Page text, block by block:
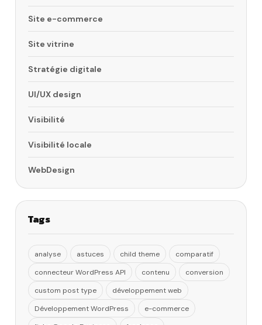
Site e-commerce
Site vitrine
Stratégie digitale
UI/UX design
Visibilité
Visibilité locale
WebDesign
Tags
analyse astuces child theme
comparatif
connecteur WordPress API
contenu
conversion
custom post type
développement web
Développement WordPress
e-commerce